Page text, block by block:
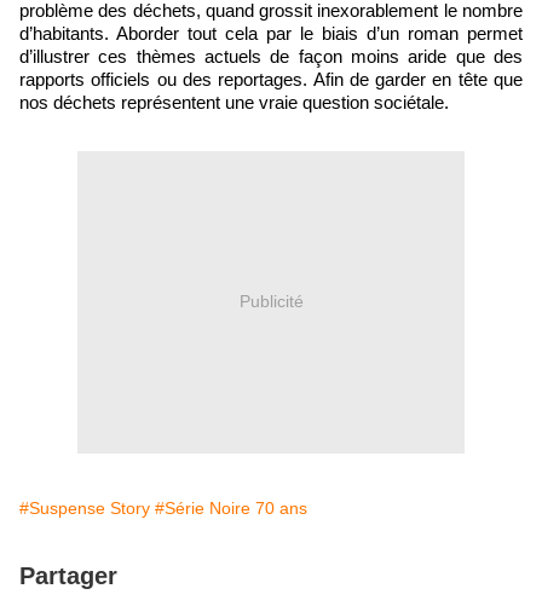
problème des déchets, quand grossit inexorablement le nombre
d’habitants. Aborder tout cela par le biais d’un roman permet
d’illustrer ces thèmes actuels de façon moins aride que des
rapports officiels ou des reportages. Afin de garder en tête que
nos déchets représentent une vraie question sociétale.
Publicité
#Suspense Story #Série Noire 70 ans
Partager